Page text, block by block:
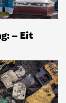
– Eit